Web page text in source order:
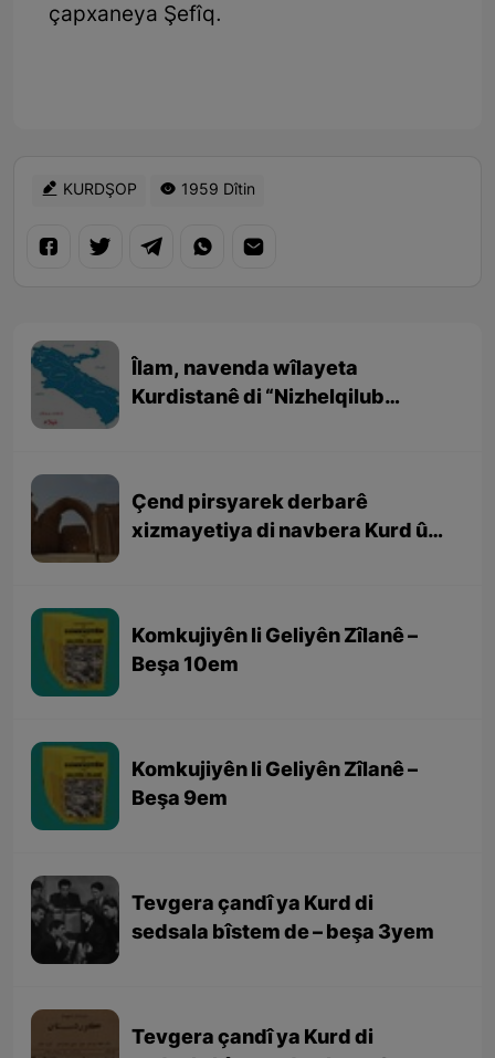
çapxaneya Şefîq.
KURDŞOP 1959 Dîtin
Îlam, navenda wîlayeta
Kurdistanê di “Nizhelqilub
Çend pirsyarek derbarê
xizmayetiya di navbera Kurd û
Komkujiyên li Geliyên Zîlanê –
Beşa 10em
Komkujiyên li Geliyên Zîlanê –
Beşa 9em
Tevgera çandî ya Kurd di
sedsala bîstem de – beşa 3yem
Tevgera çandî ya Kurd di